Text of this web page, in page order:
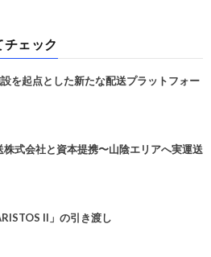
チェック
を起点とした新たな配送プラットフォー
式会社と資本提携〜山陰エリアへ実運送
II」の引き渡し